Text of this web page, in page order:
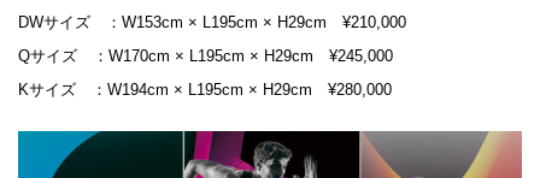
DWサイズ ：W153cm × L195cm × H29cm ¥210,000
Qサイズ ：W170cm × L195cm × H29cm ¥245,000
Kサイズ ：W194cm × L195cm × H29cm ¥280,000